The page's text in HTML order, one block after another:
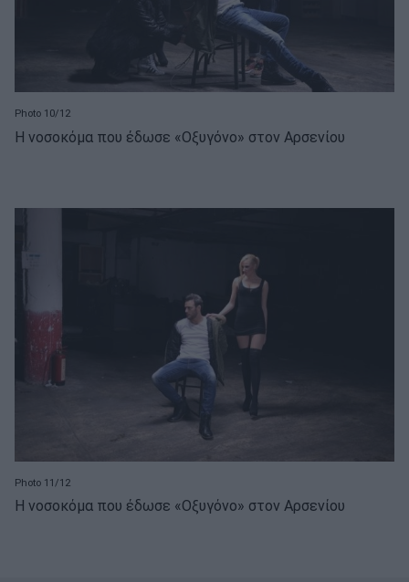
Photo 10/12
Η νοσοκόμα που έδωσε «Οξυγόνο» στον Αρσενίου
Photo 11/12
Η νοσοκόμα που έδωσε «Οξυγόνο» στον Αρσενίου